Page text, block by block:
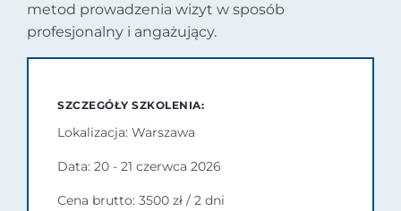
metod prowadzenia wizyt w sposób
profesjonalny i angażujący.
SZCZEGÓŁY SZKOLENIA:
Lokalizacja: Warszawa
Data: 20 - 21 czerwca 2026
Cena brutto: 3500 zł / 2 dni